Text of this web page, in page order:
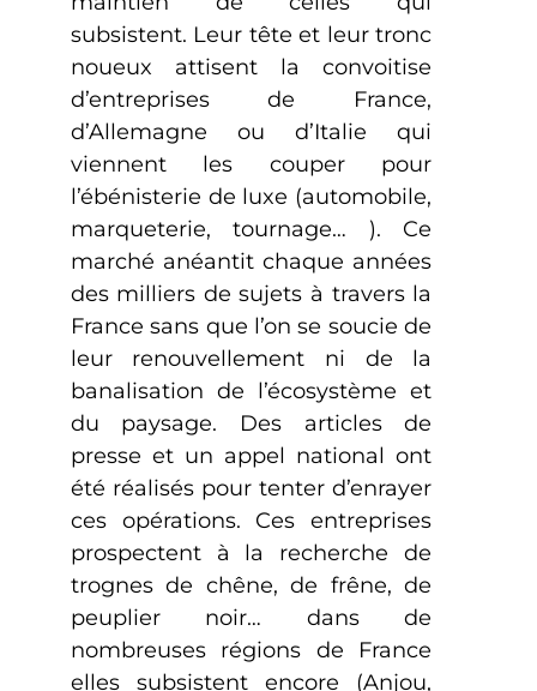
subsistent. Leur tête et leur tronc
noueux attisent la convoitise
d’entreprises de France,
d’Allemagne ou d’Italie qui
viennent les couper pour
l’ébénisterie de luxe (automobile,
marqueterie, tournage… ). Ce
marché anéantit chaque années
des milliers de sujets à travers la
France sans que l’on se soucie de
leur renouvellement ni de la
banalisation de l’écosystème et
du paysage. Des articles de
presse et un appel national ont
été réalisés pour tenter d’enrayer
ces opérations. Ces entreprises
prospectent à la recherche de
trognes de chêne, de frêne, de
peuplier noir… dans de
nombreuses régions de France
elles subsistent encore (Anjou,